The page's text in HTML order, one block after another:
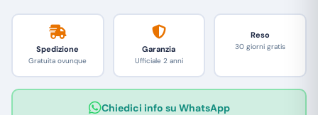
Spedizione
Gratuita ovunque
Garanzia
Ufficiale 2 anni
Reso
30 giorni gratis
Chiedici info su WhatsApp